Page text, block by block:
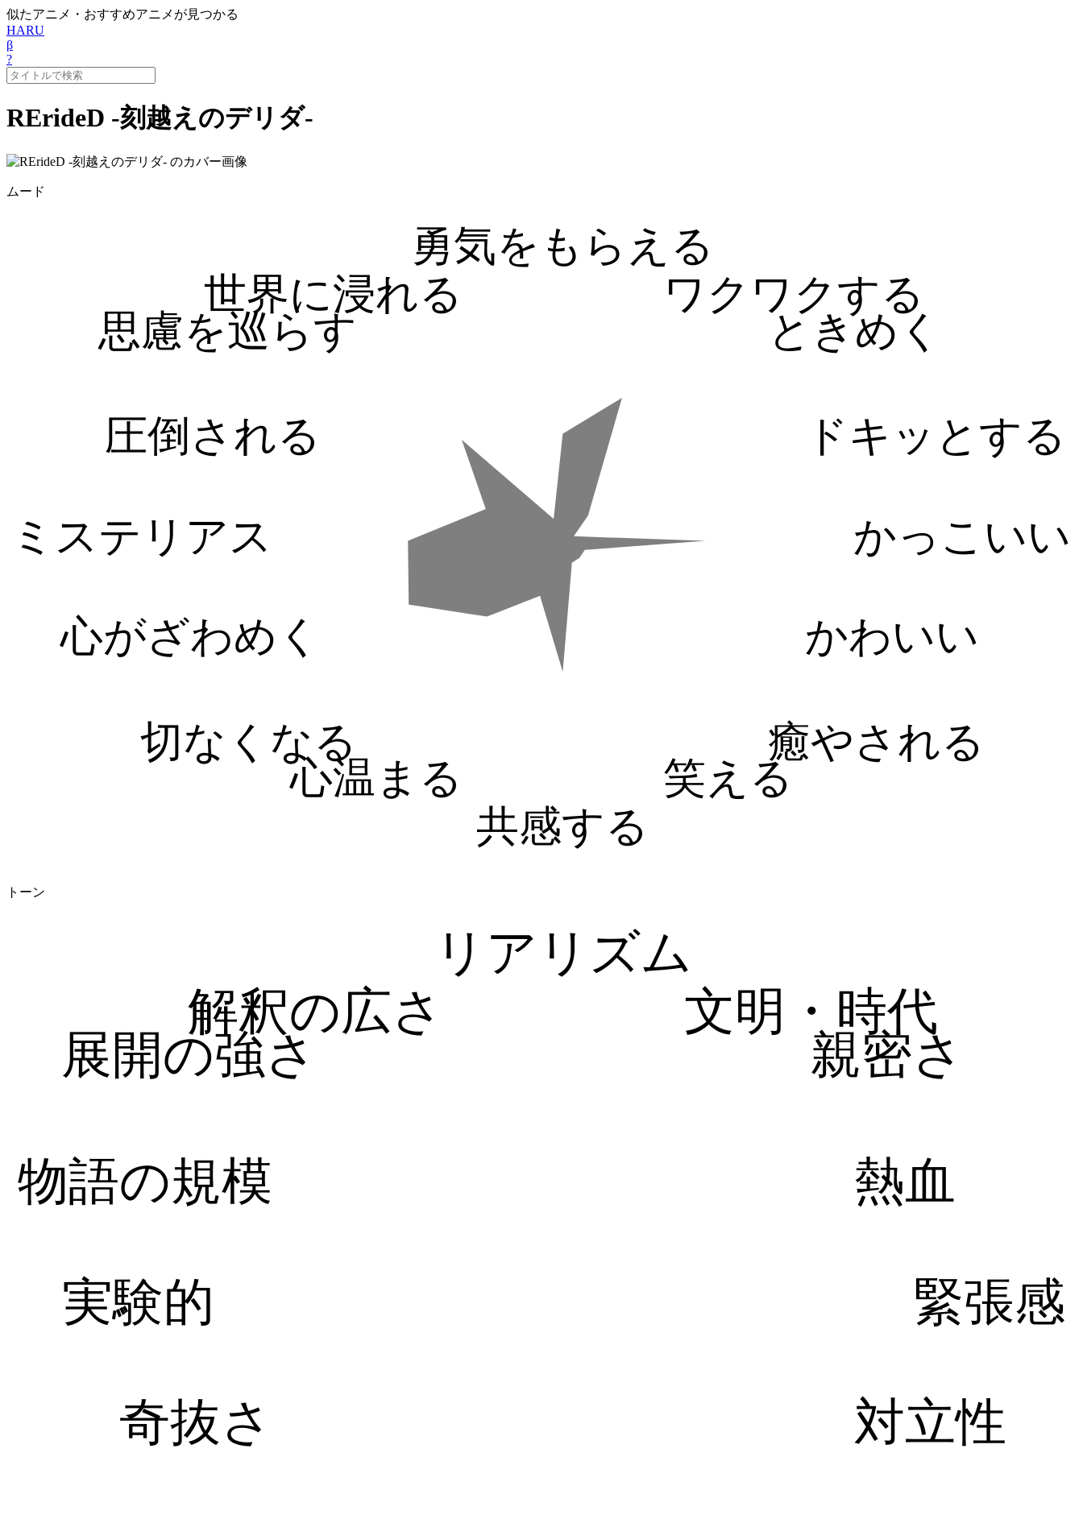
似たアニメ・おすすめアニメが見つかる
HARU
β
?
RErideD -刻越えのデリダ-
ムード
勇気をもらえる
ワクワクする
ときめく
ドキッとする
かっこいい
かわいい
癒やされる
笑える
共感する
心温まる
切なくなる
心がざわめく
ミステリアス
圧倒される
思慮を巡らす
世界に浸れる
トーン
リアリズム
文明・時代
親密さ
熱血
緊張感
対立性
奇抜さ
実験的
物語の規模
展開の強さ
解釈の広さ